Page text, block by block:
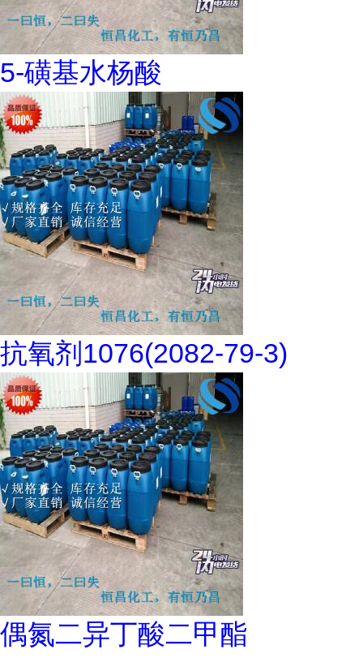
5-磺基水杨酸
抗氧剂1076(2082-79-3)
偶氮二异丁酸二甲酯